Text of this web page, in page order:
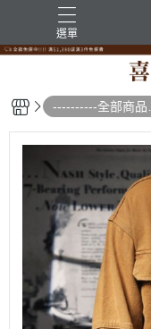
選單
----------全部商品--
--------